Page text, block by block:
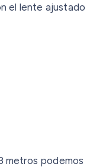
el lente ajustado
metros podemos